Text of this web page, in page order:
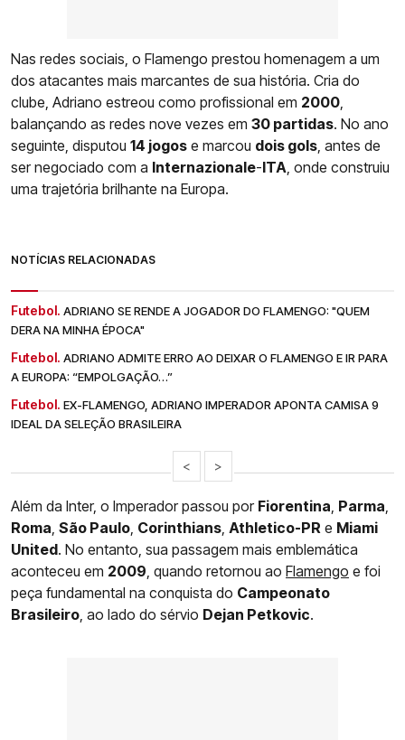
Nas redes sociais, o Flamengo prestou homenagem a um
dos atacantes mais marcantes de sua história. Cria do
clube, Adriano estreou como profissional em 2000,
balançando as redes nove vezes em 30 partidas. No ano
seguinte, disputou 14 jogos e marcou dois gols, antes de
ser negociado com a Internazionale-ITA, onde construiu
uma trajetória brilhante na Europa.
NOTÍCIAS RELACIONADAS
Futebol. ADRIANO SE RENDE A JOGADOR DO FLAMENGO: "QUEM
DERA NA MINHA ÉPOCA"
Futebol. ADRIANO ADMITE ERRO AO DEIXAR O FLAMENGO E IR PARA
A EUROPA: “EMPOLGAÇÃO…”
Futebol. EX-FLAMENGO, ADRIANO IMPERADOR APONTA CAMISA 9
IDEAL DA SELEÇÃO BRASILEIRA
< >
Além da Inter, o Imperador passou por Fiorentina, Parma,
Roma, São Paulo, Corinthians, Athletico-PR e Miami
United. No entanto, sua passagem mais emblemática
aconteceu em 2009, quando retornou ao Flamengo e foi
peça fundamental na conquista do Campeonato
Brasileiro, ao lado do sérvio Dejan Petkovic.